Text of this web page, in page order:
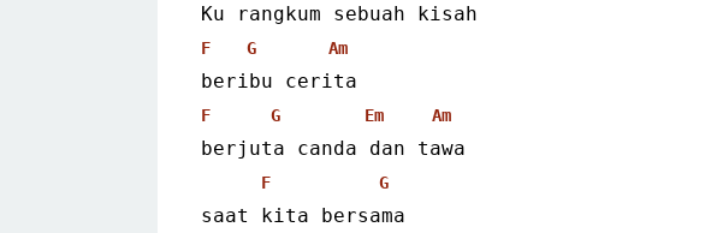
Ku rangkum sebuah kisah
F G Am
beribu cerita
F G Em Am
berjuta canda dan tawa
F G
saat kita bersama